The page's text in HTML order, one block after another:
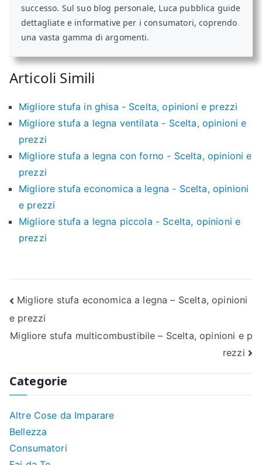
successo. Sul suo blog personale, Luca pubblica guide
dettagliate e informative per i consumatori, coprendo
una vasta gamma di argomenti.
Articoli Simili
Migliore stufa in ghisa - Scelta, opinioni e prezzi
Migliore stufa a legna ventilata - Scelta, opinioni e
prezzi
Migliore stufa a legna con forno - Scelta, opinioni e
prezzi
Migliore stufa economica a legna - Scelta, opinioni
e prezzi
Migliore stufa a legna piccola - Scelta, opinioni e
prezzi
Navigazione
articoli
Migliore stufa economica a legna – Scelta, opinioni
e prezzi
Migliore stufa multicombustibile – Scelta, opinioni e p
rezzi
Categorie
Altre Cose da Imparare
Bellezza
Consumatori